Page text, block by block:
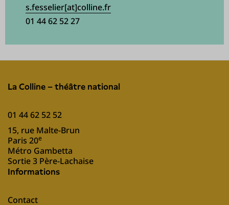
s.fesselier[at]colline.fr
01 44 62 52 27
La Colline – théâtre national
01 44 62 52 52
15, rue Malte-Brun
Paris 20e
Métro Gambetta
Sortie 3 Père-Lachaise
Informations
Contact